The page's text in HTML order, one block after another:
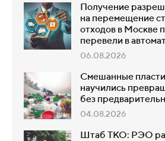
Получение
на перемещение
отходов в Москве
перевели в
06.08.2026
Смешанные
научились
без
04.08.2026
Штаб ТКО: РЭО